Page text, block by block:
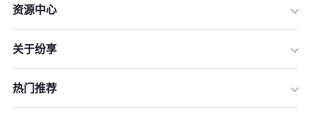
五、成本效益与性价比优势
资源中心
关于纷享
热门推荐